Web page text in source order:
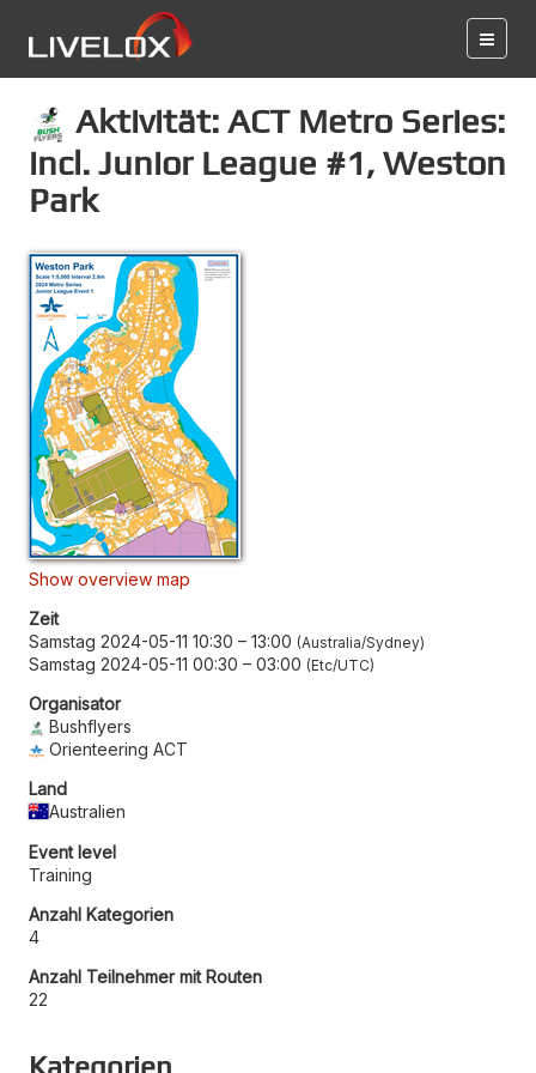
Aktivität: ACT Metro Series:
incl. Junior League #1, Weston
Park
Show overview map
Zeit
Samstag 2024-05-11 10:30 – 13:00 Australia/Sydney
Samstag 2024-05-11 00:30 – 03:00 Etc/UTC
Organisator
Bushflyers
Orienteering ACT
Land
Australien
Event level
Training
Anzahl Kategorien
4
Anzahl Teilnehmer mit Routen
22
Kategorien